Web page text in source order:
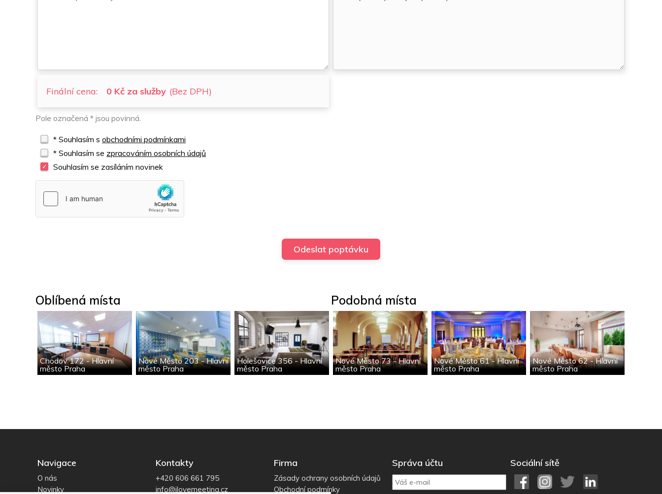
Finální cena: 0 Kč za služby (Bez DPH)
Pole označená * jsou povinná.
* Souhlasím s obchodními podmínkami
* Souhlasím se zpracováním osobních údajů
Souhlasím se zasíláním novinek
Oblíbená místa
Chodov 172 - Hlavní
město Praha
Nové Město 203 - Hlavní
město Praha
Holešovice 356 - Hlavní
město Praha
Podobná místa
Nové Město 73 - Hlavní
město Praha
Nové Město 61 - Hlavní
město Praha
Nové Město 62 - Hlavní
město Praha
Navigace
O nás
Novinky
Kontakty
+420 606 661 795
info@ilovemeeting.cz
Firma
Zásady ochrany osobních údajů
Obchodní podmínky
Správa účtu Sociální sítě